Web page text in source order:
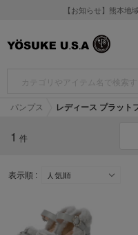
【お知らせ】熊本地
パンプス レディース プラット
1 件
表示順 :